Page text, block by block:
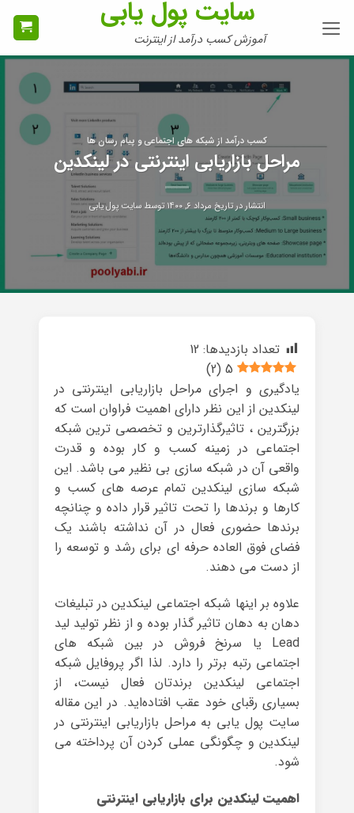
سایت پول یابی
آموزش کسب درآمد از اینترنت
کسب درآمد از شبکه های اجتماعی و پیام رسان ها
مراحل بازاریابی اینترنتی در لینکدین
انتشار در تاریخمرداد ۶, ۱۴۰۰ توسطسایت پول یابی
تعداد بازدیدها: 12
5
(
2
)
یادگیری و اجرای مراحل بازاریابی اینترنتی در
لینکدین از این نظر دارای اهمیت فراوان است که
بزرگترین ، تاثیرگذارترین و تخصصی ترین شبکه
اجتماعی در زمینه کسب و کار بوده و قدرت
واقعی آن در شبکه سازی بی نظیر می باشد. این
شبکه سازی لینکدین تمام عرصه های کسب و
کارها و برندها را تحت تاثیر قرار داده و چنانچه
برندها حضوری فعال در آن نداشته باشند یک
فضای فوق العاده حرفه ای برای رشد و توسعه را
از دست می دهند.
علاوه بر اینها شبکه اجتماعی لینکدین در تبلیغات
دهان به دهان تاثیر گذار بوده و از نظر تولید لید
Lead یا سرنخ فروش در بین شبکه های
اجتماعی رتبه برتر را دارد. لذا اگر پروفایل شبکه
اجتماعی لینکدین برندتان فعال نیست، از
بسیاری رقبای خود عقب افتاده‌اید. در این مقاله
سایت پول یابی به مراحل بازاریابی اینترنتی در
لینکدین و چگونگی عملی کردن آن پرداخته می
شود.
اهمیت لینکدین برای بازاریابی اینترنتی